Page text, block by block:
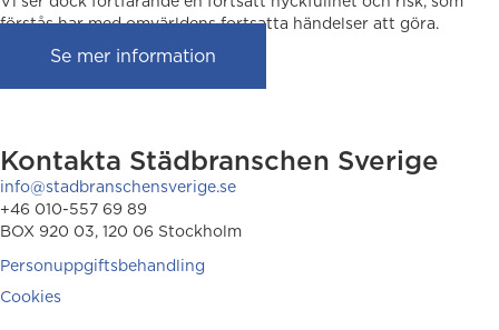
förstås har med omvärldens fortsatta händelser att göra.
Se mer information
Kontakta Städbranschen Sverige
info@stadbranschensverige.se
+46 010-557 69 89
BOX 920 03, 120 06 Stockholm
Personuppgiftsbehandling
Cookies